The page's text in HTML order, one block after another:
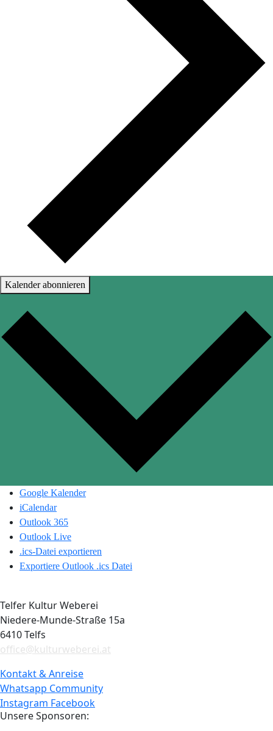
Kalender abonnieren
Google Kalender
iCalendar
Outlook 365
Outlook Live
.ics-Datei exportieren
Exportiere Outlook .ics Datei
Telfer Kultur Weberei
Niedere-Munde-Straße 15a
6410 Telfs
office@kulturweberei.at
Kontakt & Anreise
Whatsapp Community
Instagram Facebook
Unsere Sponsoren: